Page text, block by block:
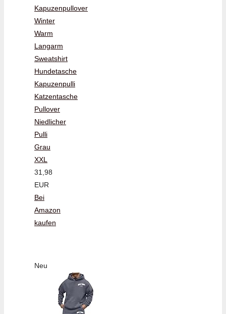
Kapuzenpullover
Winter
Warm
Langarm
Sweatshirt
Hundetasche
Kapuzenpulli
Katzentasche
Pullover
Niedlicher
Pulli
Grau
XXL
31,98
EUR
Bei
Amazon
kaufen
Neu